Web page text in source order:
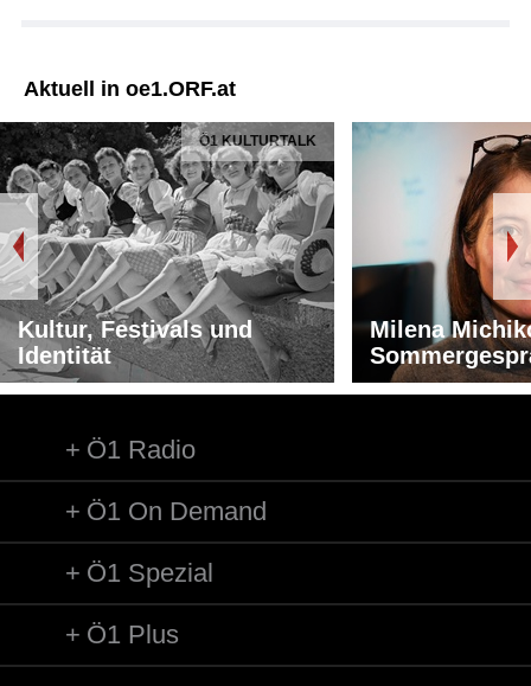
Aktuell in oe1.ORF.at
Ö1 KULTURTALK
Kultur, Festivals und
Identität
Milena
Ö1 Radio
Ö1 On Demand
Ö1 Spezial
Ö1 Plus